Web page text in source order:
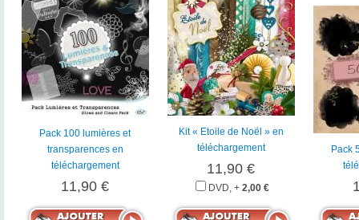
Pack 100 lumières et
transparences en
téléchargement
11,90 €
Kit « Etoile de Noël » en
téléchargement
11,90 €
DVD, + 2,00 €
Pack